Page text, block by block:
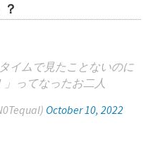
イムで見たことないのに
」ってなったお二人
October 10, 2022